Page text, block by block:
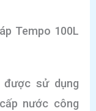
Tempo 100L
được sử dụng
nước công